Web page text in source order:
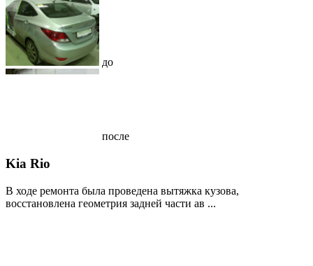
до
после
Kia Rio
В ходе ремонта была проведена вытяжка кузова,
восстановлена геометрия задней части ав ...